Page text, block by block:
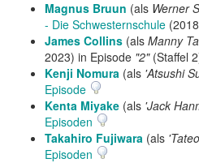
Magnus Bruun (als Werner
- Die Schwesternschule
James Collins (als Manny
2023) in Episode "2"(Staffel
Kenji Nomura (als 'Atsushi
Episode
Kenta Miyake (als 'Jack
Episoden
Takahiro Fujiwara (als
Episoden